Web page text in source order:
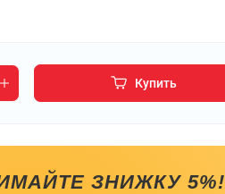
Купить
ЗНИЖКУ 5%!